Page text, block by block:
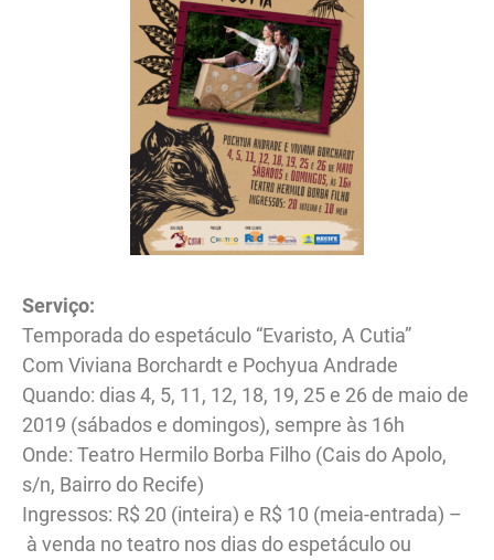
Serviço:
Temporada do espetáculo “Evaristo, A Cutia”
Com Viviana Borchardt e Pochyua Andrade
Quando: dias 4, 5, 11, 12, 18, 19, 25 e 26 de maio de
2019 (sábados e domingos), sempre às 16h
Onde: Teatro Hermilo Borba Filho (Cais do Apolo,
s/n, Bairro do Recife)
Ingressos: R$ 20 (inteira) e R$ 10 (meia-entrada) –
à venda no teatro nos dias do espetáculo ou